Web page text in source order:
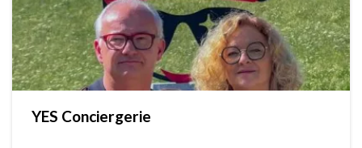
YES Conciergerie